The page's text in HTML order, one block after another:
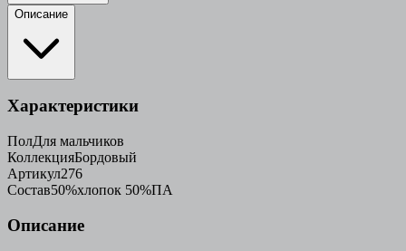
Описание
Характеристики
ПолДля мальчиков
КоллекцияБордовый
Артикул276
Состав50%хлопок 50%ПА
Описание